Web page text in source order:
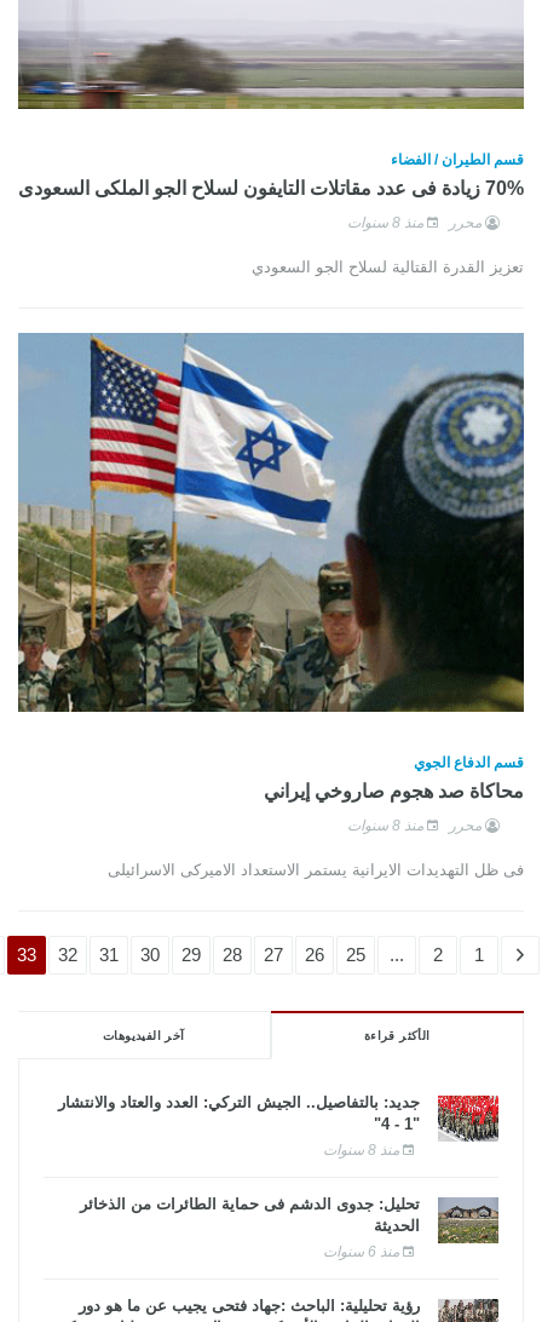
قسم الطيران / الفضاء
70% زيادة فى عدد مقاتلات التايفون لسلاح الجو الملكى السعودى
محرر منذ 8 سنوات
تعزيز القدرة القتالية لسلاح الجو السعودي
قسم الدفاع الجوي
محاكاة صد هجوم صاروخي إيراني
محرر منذ 8 سنوات
فى ظل التهديدات الايرانية يستمر الاستعداد الاميركى الاسرائيلى
1
2
...
25
26
27
28
29
30
31
32
33
الأكثر قراءة آخر الفيديوهات
جديد: بالتفاصيل.. الجيش التركي: العدد والعتاد والانتشار
"1 - 4"
منذ 8 سنوات
تحليل: جدوى الدشم فى حماية الطائرات من الذخائر
الحديثة
منذ 6 سنوات
رؤية تحليلية: الباحث :جهاد فتحى يجيب عن ما هو دور